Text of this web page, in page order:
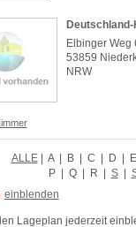
Elbinger Weg
53859
NRW
ALLE| A | B | C | D |
P | Q | R | S |
einblenden
Lageplan jederzeit